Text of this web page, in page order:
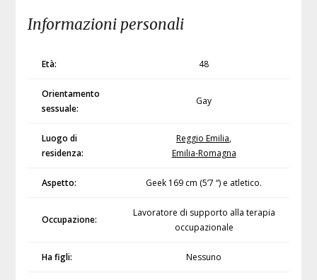
Informazioni personali
Età: 48
Orientamento
sessuale:
Gay
Luogo di
residenza:
Reggio Emilia,
Emilia-Romagna
Aspetto: Geek 169 cm (5’7 “) e atletico.
Occupazione:
Lavoratore di supporto alla terapia
occupazionale
Ha figli: Nessuno